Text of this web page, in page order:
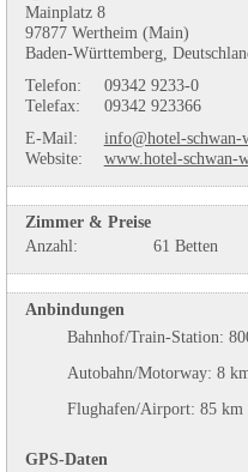
Mainplatz 8
97877 Wertheim (Main)
Baden-Württemberg,
Telefon:
09342 9233-0
Telefax:
09342 923366
E-Mail:
info@hotel-schwan-
Website:
www.hotel-schwan-
Zimmer & Preise
Anzahl:
61 Betten
Anbindungen
Bahnhof/Train-Station:
Autobahn/Motorway: 8
Flughafen/Airport: 85 km
GPS-Daten
Camping Passrucker
Eintrag auf Karte anzeigen